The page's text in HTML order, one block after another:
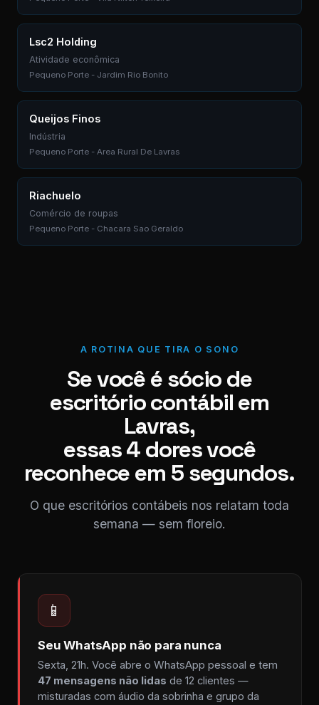
Lsc2 Holding
Atividade econômica
Pequeno Porte - Jardim Rio Bonito
Queijos Finos
Indústria
Pequeno Porte - Area Rural De Lavras
Riachuelo
Comércio de roupas
Pequeno Porte - Chacara Sao Geraldo
A ROTINA QUE TIRA O SONO
Se você é sócio de
escritório contábil em
Lavras,
essas 4 dores você
reconhece em 5 segundos.
O que escritórios contábeis nos relatam toda
semana — sem floreio.
📱
Seu WhatsApp não para nunca
Sexta, 21h. Você abre o WhatsApp pessoal e tem
47 mensagens não lidas de 12 clientes —
misturadas com áudio da sobrinha e grupo da